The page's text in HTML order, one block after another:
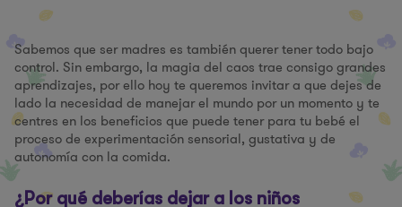
Sabemos que ser madres es también querer tener todo bajo
control. Sin embargo, la magia del caos trae consigo grandes
aprendizajes, por ello hoy te queremos invitar a que dejes de
lado la necesidad de manejar el mundo por un momento y te
centres en los beneficios que puede tener para tu bebé el
proceso de experimentación sensorial, gustativa y de
autonomía con la comida.
¿Por qué deberías dejar a los niños